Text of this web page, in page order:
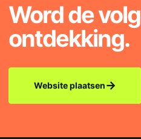
Word de
ontdekking.
Website plaatsen→